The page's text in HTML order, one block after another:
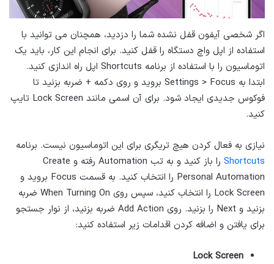
اگر شخصی آیفون قفل نشده شما را دزدید، همچنان می توانید با
استفاده از اپل واچ دستگاه را قفل کنید. برای انجام این کار، باید یک
اتوماسیون را با استفاده از برنامه Shortcuts اپل راه اندازی کنید.
ابتدا به Settings > Focus بروید و روی دکمه + ضربه بزنید تا
فوکوس جدیدی ایجاد شود. برای آن اسمی مانند Lock Screen تایپ
کنید.
نیازی به فعال کردن هیچ تریگری برای این اتوماسیون نیست. برنامه
Shortcuts
را باز کنید و به تب Automation رفته و Create
Personal Automation را انتخاب کنید. به قسمت Focus بروید و
Lock Screen را انتخاب کنید، سپس روی When Turning On ضربه
بزنید و Next را بزنید. روی Add Action ضربه بزنید، از نوار جستجو
برای یافتن و اضافه کردن اقدامات زیر استفاده کنید:
Lock Screen